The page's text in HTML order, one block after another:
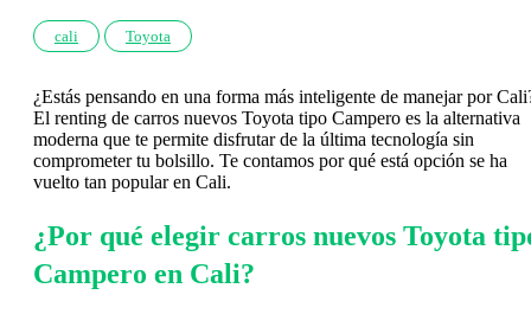
cali Toyota
¿Estás pensando en una forma más inteligente de manejar por
El renting de carros nuevos Toyota tipo Campero es la alternativa
moderna que te permite disfrutar de la última tecnología sin
comprometer tu bolsillo. Te contamos por qué está opción se ha
vuelto tan popular en Cali.
¿Por qué elegir carros nuevos Toyota
Campero en Cali?